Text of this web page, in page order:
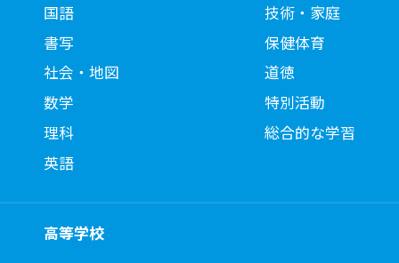
国語
書写
社会・地図
数学
理科
英語
技術・家庭
保健体育
道徳
特別活動
総合的な学習
高等学校